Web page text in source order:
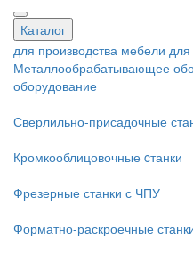
Каталог
для производства мебели для
Металлообрабатывающее
оборудование
Сверлильно-присадочные
Кромкооблицовочные cтанки
Фрезерные станки с ЧПУ
Форматно-раскроечные